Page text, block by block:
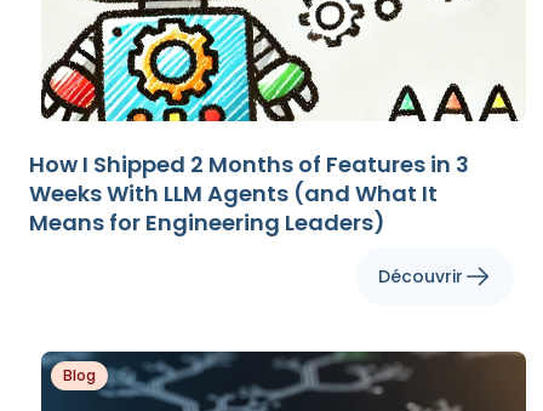
How I Shipped 2 Months of Features in 3
Weeks With LLM Agents (and What It
Means for Engineering Leaders)
Découvrir
Blog